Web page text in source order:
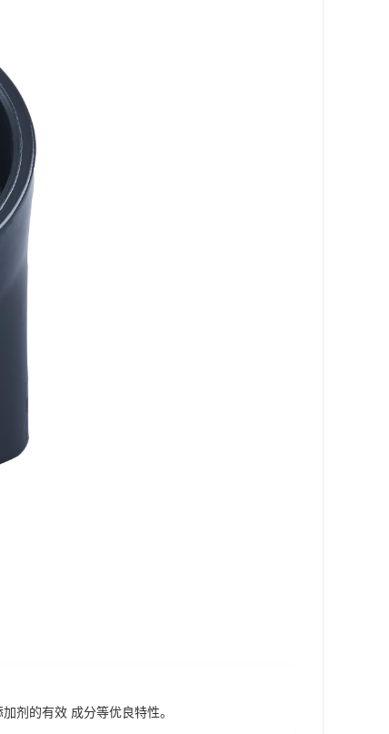
剂的有效 成分等优良特性。